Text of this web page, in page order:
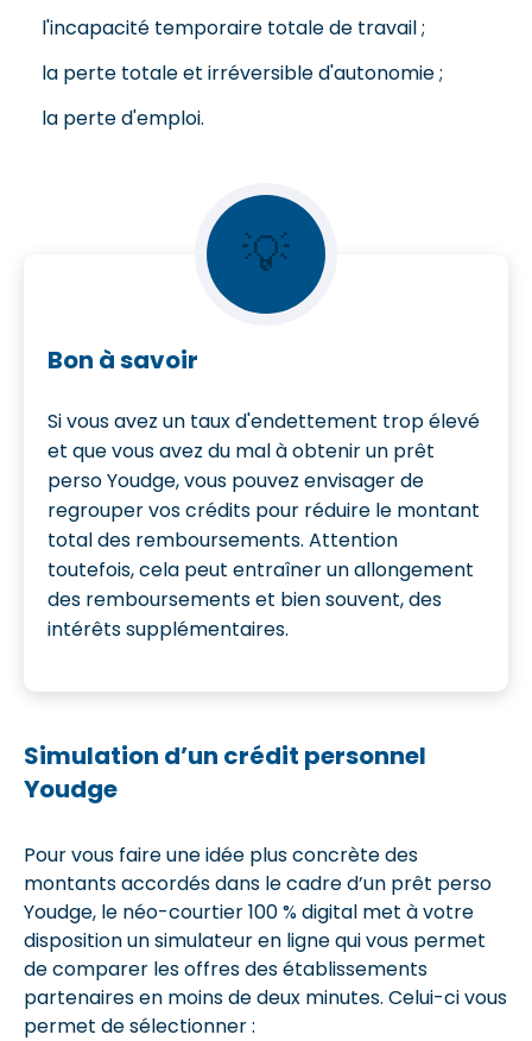
l'incapacité temporaire totale de travail ;
la perte totale et irréversible d'autonomie ;
la perte d'emploi.
💡
Bon à savoir
Si vous avez un taux d'endettement trop élevé
et que vous avez du mal à obtenir un prêt
perso Youdge, vous pouvez envisager de
regrouper vos crédits pour réduire le montant
total des remboursements. Attention
toutefois, cela peut entraîner un allongement
des remboursements et bien souvent, des
intérêts supplémentaires.
Simulation d’un crédit personnel
Youdge
Pour vous faire une idée plus concrète des
montants accordés dans le cadre d’un prêt perso
Youdge, le néo-courtier 100 % digital met à votre
disposition un simulateur en ligne qui vous permet
de comparer les offres des établissements
partenaires en moins de deux minutes. Celui-ci vous
permet de sélectionner :